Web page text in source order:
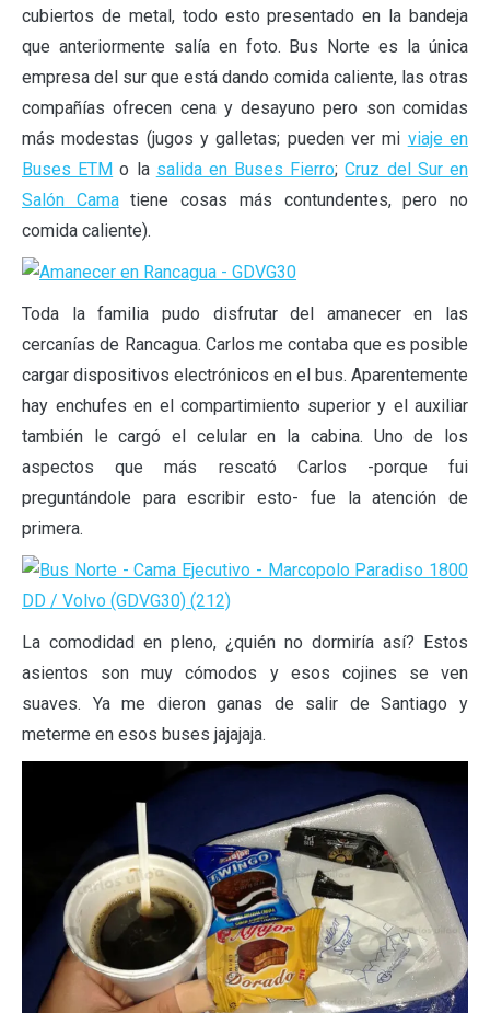
cubiertos de metal, todo esto presentado en la bandeja
que anteriormente salía en foto. Bus Norte es la única
empresa del sur que está dando comida caliente, las otras
compañías ofrecen cena y desayuno pero son comidas
más modestas (jugos y galletas; pueden ver mi viaje en
Buses ETM o la salida en Buses Fierro;Cruz del Sur en
Salón Camatiene cosas más contundentes, pero no
comida caliente).
Toda la familia pudo disfrutar del amanecer en las
cercanías de Rancagua. Carlos me contaba que es posible
cargar dispositivos electrónicos en el bus. Aparentemente
hay enchufes en el compartimiento superior y el auxiliar
también le cargó el celular en la cabina. Uno de los
aspectos que más rescató Carlos -porque fui
preguntándole para escribir esto- fue la atención de
primera.
La comodidad en pleno, ¿quién no dormiría así? Estos
asientos son muy cómodos y esos cojines se ven
suaves. Ya me dieron ganas de salir de Santiago y
meterme en esos buses jajajaja.